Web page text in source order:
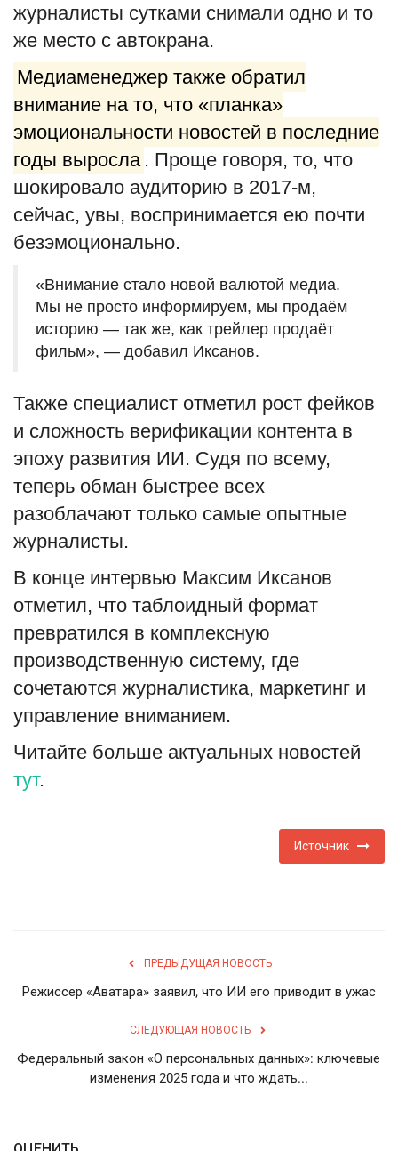
журналисты сутками снимали одно и то
же место с автокрана.
Медиаменеджер также обратил
внимание на то, что «планка»
эмоциональности новостей в последние
годы выросла . Проще говоря, то, что
шокировало аудиторию в 2017-м,
сейчас, увы, воспринимается ею почти
безэмоционально.
«Внимание стало новой валютой медиа.
Мы не просто информируем, мы продаём
историю — так же, как трейлер продаёт
фильм», — добавил Иксанов.
Также специалист отметил рост фейков
и сложность верификации контента в
эпоху развития ИИ. Судя по всему,
теперь обман быстрее всех
разоблачают только самые опытные
журналисты.
В конце интервью Максим Иксанов
отметил, что таблоидный формат
превратился в комплексную
производственную систему, где
сочетаются журналистика, маркетинг и
управление вниманием.
Читайте больше актуальных новостей
тут.
Источник
ПРЕДЫДУЩАЯ НОВОСТЬ
Режиссер «Аватара» заявил, что ИИ его приводит в ужас
СЛЕДУЮЩАЯ НОВОСТЬ
Федеральный закон «О персональных данных»: ключевые
изменения 2025 года и что ждать...